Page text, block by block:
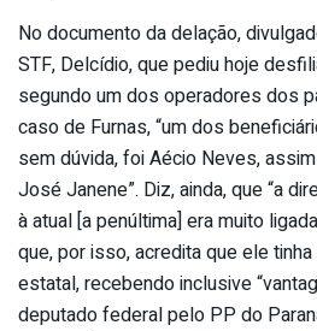
No documento da delação,
STF, Delcídio, que pediu hoje
segundo um dos operadores dos
caso de Furnas, “um dos
sem dúvida, foi Aécio Neves,
José Janene”. Diz, ainda, que “a
à atual [a penúltima] era muito
que, por isso, acredita que ele
estatal, recebendo inclusive
deputado federal pelo PP do